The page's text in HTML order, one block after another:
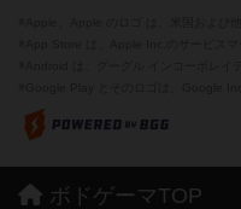
ボドゲーマTOP